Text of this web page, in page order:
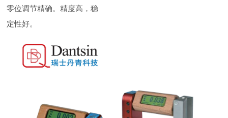
零位调节精确。精度高，稳
定性好。